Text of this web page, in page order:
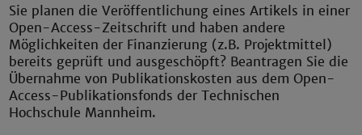
Sie planen die Veröffentlichung eines Artikels in einer
Open-Access-Zeitschrift und haben andere
Möglichkeiten der Finanzierung (z.B. Projektmittel)
bereits geprüft und ausgeschöpft? Beantragen Sie die
Übernahme von Publikationskosten aus dem Open-
Access-Publikationsfonds der Technischen
Hochschule Mannheim.